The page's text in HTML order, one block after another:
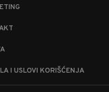
I USLOVI KORIŠĆENJA